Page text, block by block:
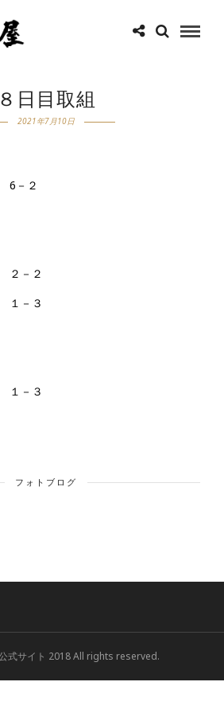
８日目取組
2021年7月10日
－２
－２
－３
－３
フォトブログ
式サイト 2018 All rights reserved.